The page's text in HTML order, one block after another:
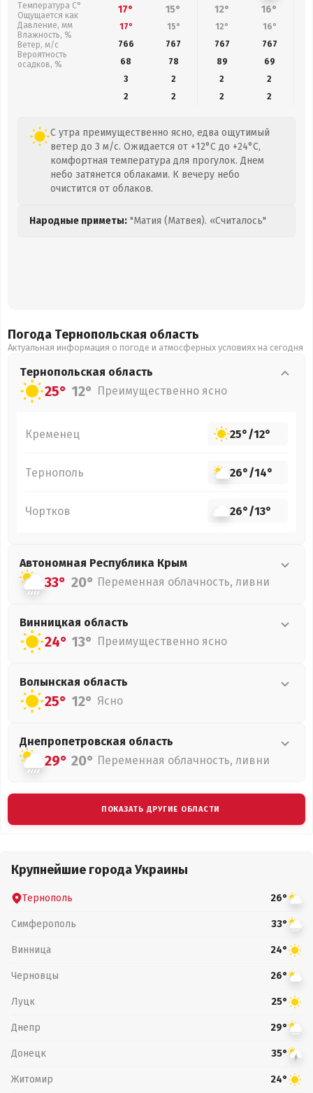
Температура С°
Ощущается как
Давление, мм
Влажность, %
Ветер, м/с
Вероятность
осадков, %
17° 15° 12° 16°
17° 15° 12° 16°
766
767 767 767
68
78 89
69
3
2 2
2
2
2 2 2
С утра преимущественно ясно, едва ощутимый
ветер до 3 м/с. Ожидается от +12°C до +24°C,
комфортная температура для прогулок. Днем
небо затянется облаками. К вечеру небо
очистится от облаков.
Народные приметы: "Матия (Матвея). «Считалось"
Погода Тернопольская область
Актуальная информация о погоде и атмосферных условиях на сегодня
Тернопольская область
25° 12° Преимущественно ясно
Кременец 25°/12°
Тернополь 26°/14°
Чортков 26°/13°
Автономная Республика Крым
33° 20° Переменная облачность, ливни
Винницкая область
24° 13° Преимущественно ясно
Волынская область
25° 12° Ясно
Днепропетровская область
29° 20° Переменная облачность, ливни
ПОКАЗАТЬ ДРУГИЕ ОБЛАСТИ
Крупнейшие города Украины
Тернополь 26°
Симферополь 33°
Винница 24°
Черновцы 26°
Луцк 25°
Днепр 29°
Донецк 35°
Житомир 24°